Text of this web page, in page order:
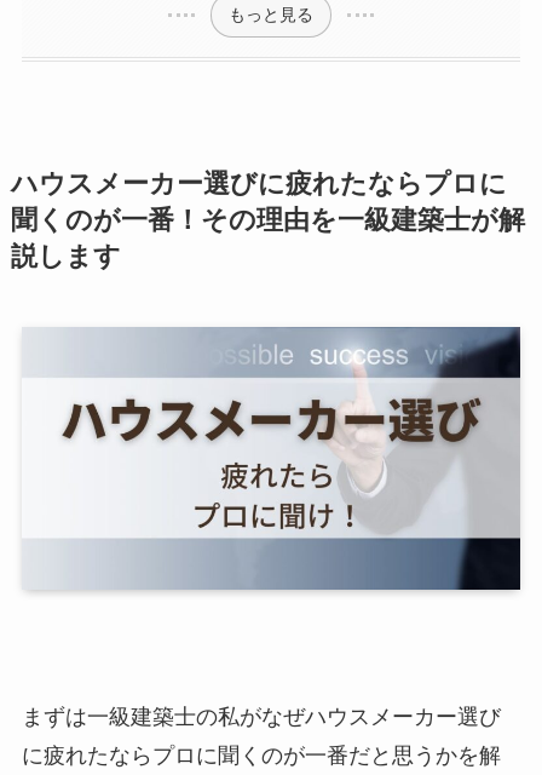
もっと見る
ハウスメーカー選びに疲れたならプロに
聞くのが一番！その理由を一級建築士が解
説します
まずは一級建築士の私がなぜハウスメーカー選び
に疲れたならプロに聞くのが一番だと思うかを解